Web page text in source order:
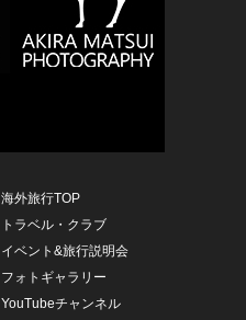
海外旅行TOP
トラベル・クラブ
イベント&旅行説明会
フォトギャラリー
YouTubeチャンネル